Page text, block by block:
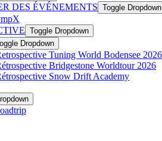
DES ÉVÉNEMENTS Toggle Dropdown
Toggle Dropdown
Dropdown
Tuning World Bodensee 2026
Bridgestone Worldtour 2026
Snow Drift Academy